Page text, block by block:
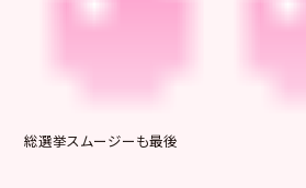
総選挙スムージーも最後